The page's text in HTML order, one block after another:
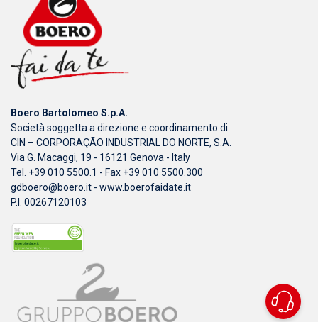
Boero Bartolomeo S.p.A.
Società soggetta a direzione e coordinamento di
CIN – CORPORAÇÃO INDUSTRIAL DO NORTE, S.A.
Via G. Macaggi, 19 - 16121 Genova - Italy
Tel. +39 010 5500.1 - Fax +39 010 5500.300
gdboero@boero.it - www.boerofaidate.it
P.I. 00267120103